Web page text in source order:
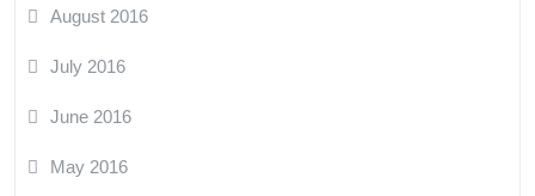
August 2016
July 2016
June 2016
May 2016